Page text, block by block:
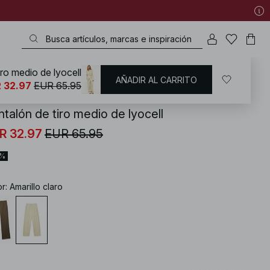
/ Ropa de lino / Linen Trousers
de tiro medio de lyocell
32.97 EUR 65.95
: Amarillo claro
medio de lyocell
32.97 EUR 65.95 AÑADIR AL CARRITO